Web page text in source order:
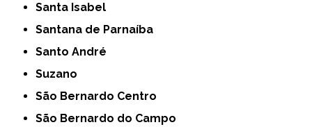
Santa Isabel
Santana de Parnaíba
Santo André
Suzano
São Bernardo Centro
São Bernardo do Campo